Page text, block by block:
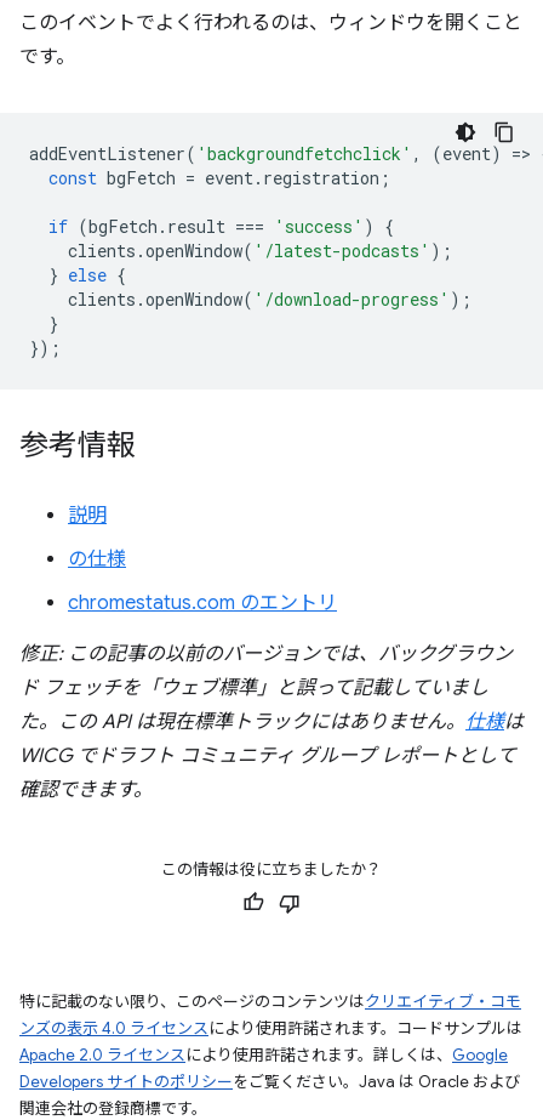
このイベントでよく行われるのは、ウィンドウを開くこと
です。
addEventListener( 'backgroundfetchclick' , (event) =>
const bgFetch = event. registration ;
if (bgFetch . result === 'success' )
{
clients .openWindow( '/latest-podcasts' );
} else {
clients .openWindow( '/download-progress' );
}
});
参考情報
説明
の仕様
chromestatus.com のエントリ
修正: この記事の以前のバージョンでは、バックグラウン
ド フェッチを「ウェブ標準」と誤って記載していまし
た。この API は現在標準トラックにはありません。 仕様は
WICG でドラフト コミュニティ グループ レポートとして
確認できます。
この情報は役に立ちましたか？
特に記載のない限り、このページのコンテンツはクリエイティブ・コモ
ンズの表示 4.0 ライセンスにより使用許諾されます。コードサンプルは
Apache 2.0 ライセンスにより使用許諾されます。詳しくは、 Google
Developers サイトのポリシーをご覧ください。Java は Oracle および
関連会社の登録商標です。